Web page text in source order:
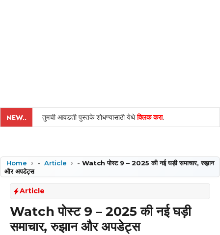
NEW.. तुमची आवडती पुस्तके शोधण्यासाठी येथेक्लिक करा.
Home - Article - Watch पोस्ट 9 – 2025 की नई घड़ी समाचार, रुझान
और अपडेट्स
Article
Watch पोस्ट 9 – 2025 की नई घड़ी
समाचार, रुझान और अपडेट्स